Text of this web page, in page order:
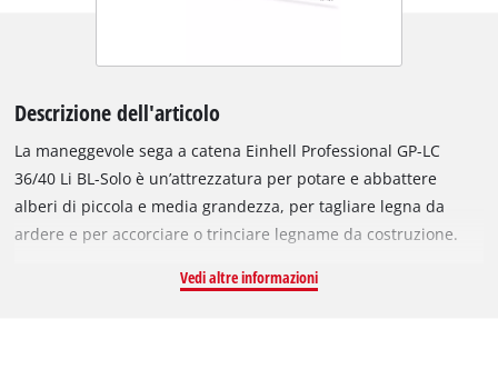
Descrizione dell'articolo
La maneggevole sega a catena Einhell Professional GP-LC
36/40 Li BL-Solo è un’attrezzatura per potare e abbattere
alberi di piccola e media grandezza, per tagliare legna da
ardere e per accorciare o trinciare legname da costruzione.
motore senza spazzole offre più potenza e una maggiore
Vedi altre informazioni